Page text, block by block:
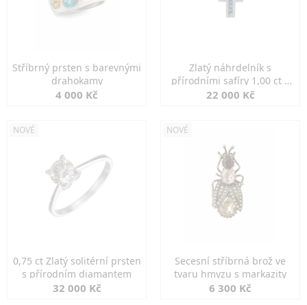
Stříbrný prsten s barevnými
drahokamy
4 000 Kč
Zlatý náhrdelník s
přírodními safíry 1,00 ct a
diamanty
22 000 Kč
NOVÉ
0,75 ct Zlatý solitérní prsten
s přírodním diamantem
32 000 Kč
NOVÉ
Secesní stříbrná brož ve
tvaru hmyzu s markazity
6 300 Kč